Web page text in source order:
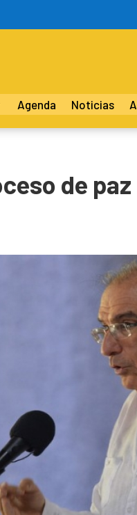
Agenda Noticias
de paz